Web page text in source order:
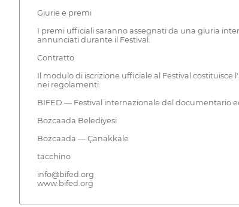
Giurie e premi
I premi ufficiali saranno assegnati da una giuria
annunciati durante il Festival.
Contratto
Il modulo di iscrizione ufficiale al Festival
nei regolamenti.
BIFED — Festival internazionale del documentario
Bozcaada Belediyesi
Bozcaada — Çanakkale
tacchino
info@bifed.org
www.bifed.org